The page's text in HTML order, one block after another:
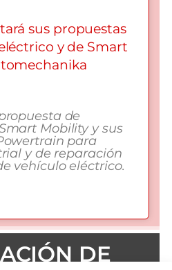
sus propuestas
y de Smart
de
Mobility y sus
para
y de reparación
vehículo eléctrico.
DE